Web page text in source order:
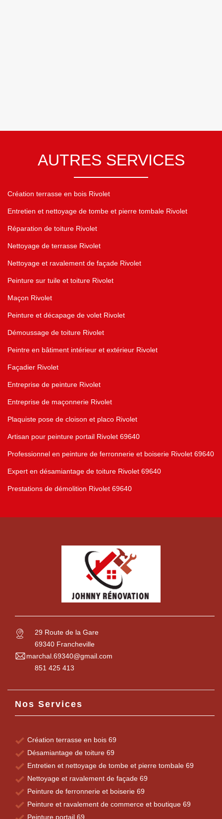
AUTRES SERVICES
Création terrasse en bois Rivolet
Entretien et nettoyage de tombe et pierre tombale Rivolet
Réparation de toiture Rivolet
Nettoyage de terrasse Rivolet
Nettoyage et ravalement de façade Rivolet
Peinture sur tuile et toiture Rivolet
Maçon Rivolet
Peinture et décapage de volet Rivolet
Démoussage de toiture Rivolet
Peintre en bâtiment intérieur et extérieur Rivolet
Façadier Rivolet
Entreprise de peinture Rivolet
Entreprise de maçonnerie Rivolet
Plaquiste pose de cloison et placo Rivolet
Artisan pour peinture portail Rivolet 69640
Professionnel en peinture de ferronnerie et boiserie Rivolet 69640
Expert en désamiantage de toiture Rivolet 69640
Prestations de démolition Rivolet 69640
29 Route de la Gare
69340 Francheville
marchal.69340@gmail.com
851 425 413
Nos Services
Création terrasse en bois 69
Désamiantage de toiture 69
Entretien et nettoyage de tombe et pierre tombale 69
Nettoyage et ravalement de façade 69
Peinture de ferronnerie et boiserie 69
Peinture et ravalement de commerce et boutique 69
Peinture portail 69